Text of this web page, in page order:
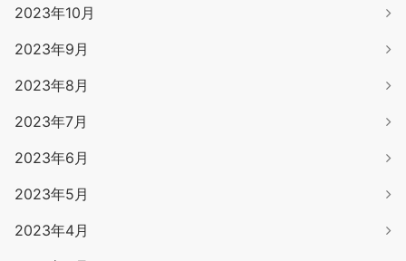
2023年10月
2023年9月
2023年8月
2023年7月
2023年6月
2023年5月
2023年4月